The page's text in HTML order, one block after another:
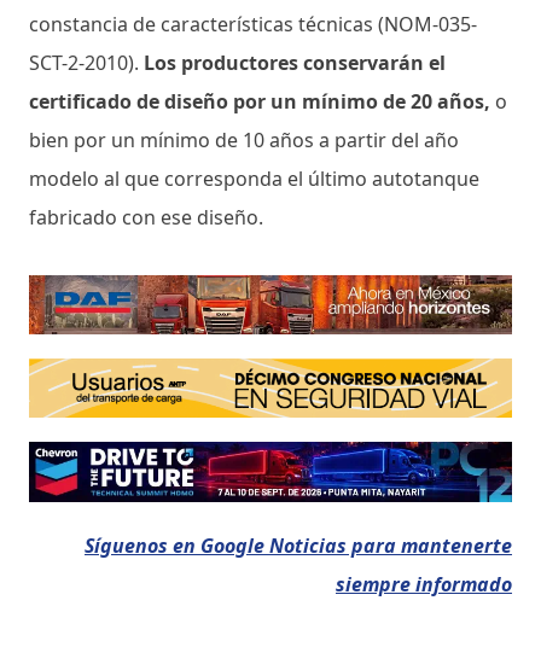
constancia de características técnicas (NOM-035-
SCT-2-2010). Los productores conservarán el
certificado de diseño por un mínimo de 20 años, o
bien por un mínimo de 10 años a partir del año
modelo al que corresponda el último autotanque
fabricado con ese diseño.
Síguenos en Google Noticias para mantenerte
siempre informado